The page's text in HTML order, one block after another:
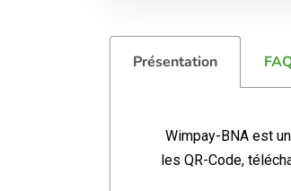
Présentation
Wimpay-BNA est
les QR-Code,